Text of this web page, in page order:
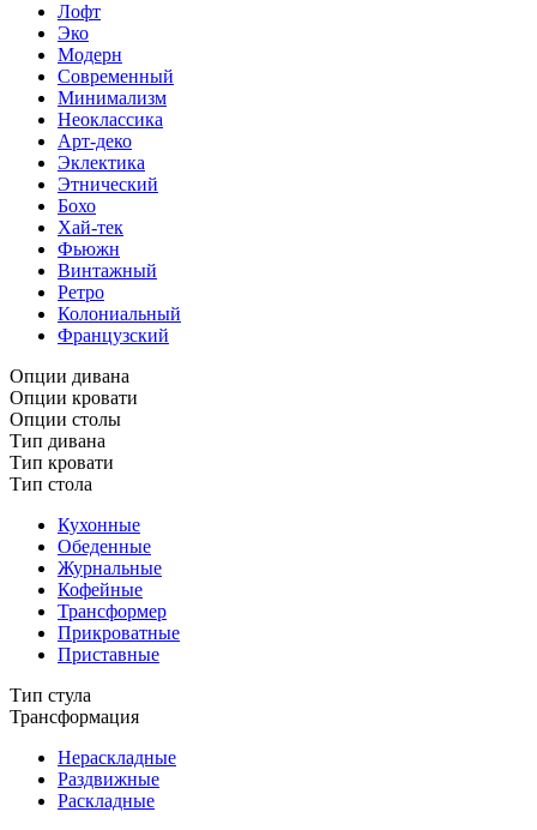
Лофт
Эко
Модерн
Современный
Минимализм
Неоклассика
Арт-деко
Эклектика
Этнический
Бохо
Хай-тек
Фьюжн
Винтажный
Ретро
Колониальный
Французский
Опции дивана
Опции кровати
Опции столы
Тип дивана
Тип кровати
Тип стола
Кухонные
Обеденные
Журнальные
Кофейные
Трансформер
Прикроватные
Приставные
Тип стула
Трансформация
Нераскладные
Раздвижные
Раскладные